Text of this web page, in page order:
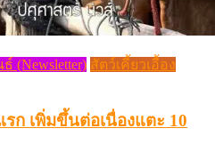
(Newsletter) สัตว์เคี้ยวเอื้อง
ก เพิ่มขึ้นต่อเนื่องแตะ 10